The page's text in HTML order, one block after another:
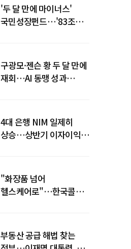
'두 달 만에 마이너스'
국민성장펀드…'83조
구광모·젠슨 황 두 달 만에
재회…AI 동맹 성과
4대 은행 NIM 일제히
상승…상반기 이자이익
"화장품 넘어
헬스케어로"…한국콜마,
부동산 공급 해법 찾는